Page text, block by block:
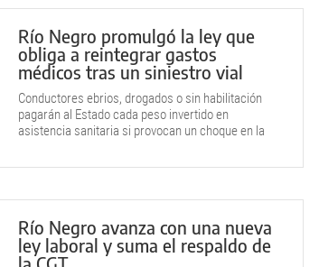
Río Negro promulgó la ley que
obliga a reintegrar gastos
médicos tras un siniestro vial
Conductores ebrios, drogados o sin habilitación
pagarán al Estado cada peso invertido en
asistencia sanitaria si provocan un choque en la
Río Negro avanza con una nueva
ley laboral y suma el respaldo de